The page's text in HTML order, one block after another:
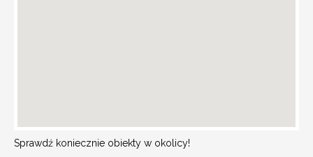
Sprawdź koniecznie obiekty w okolicy!